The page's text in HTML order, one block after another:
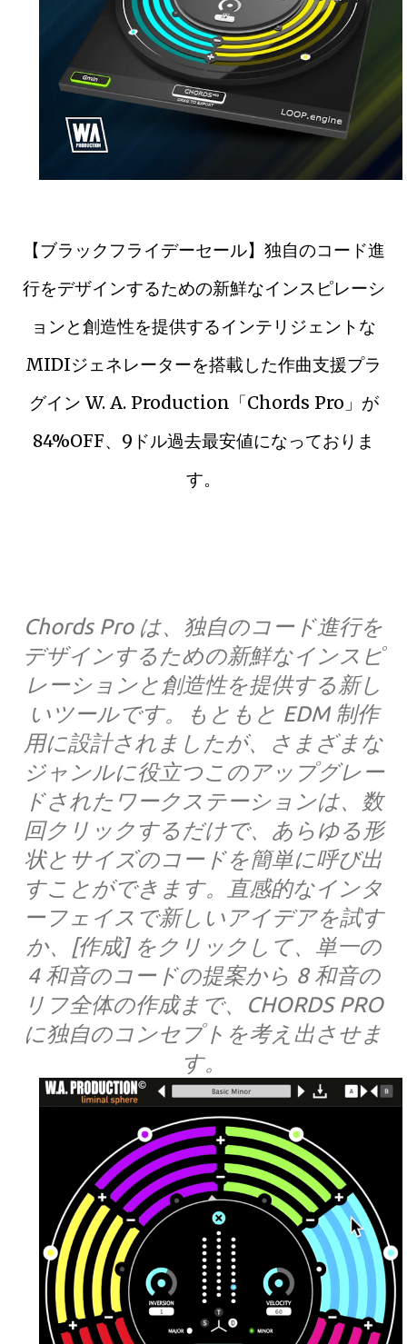
【ブラックフライデーセール】独自のコード進
行をデザインするための新鮮なインスピレーシ
ョンと創造性を提供するインテリジェントな
MIDIジェネレーターを搭載した作曲支援プラ
グイン W. A. Production「Chords Pro」が
84%OFF、9ドル過去最安値になっておりま
す。
Chords Pro は、独自のコード進行を
デザインするための新鮮なインスピ
レーションと創造性を提供する新し
いツールです。もともと EDM 制作
用に設計されましたが、さまざまな
ジャンルに役立つこのアップグレー
ドされたワークステーションは、数
回クリックするだけで、あらゆる形
状とサイズのコードを簡単に呼び出
すことができます。直感的なインタ
ーフェイスで新しいアイデアを試す
か、[作成] をクリックして、単一の
4 和音のコードの提案から 8 和音の
リフ全体の作成まで、CHORDS PRO
に独自のコンセプトを考え出させま
す。